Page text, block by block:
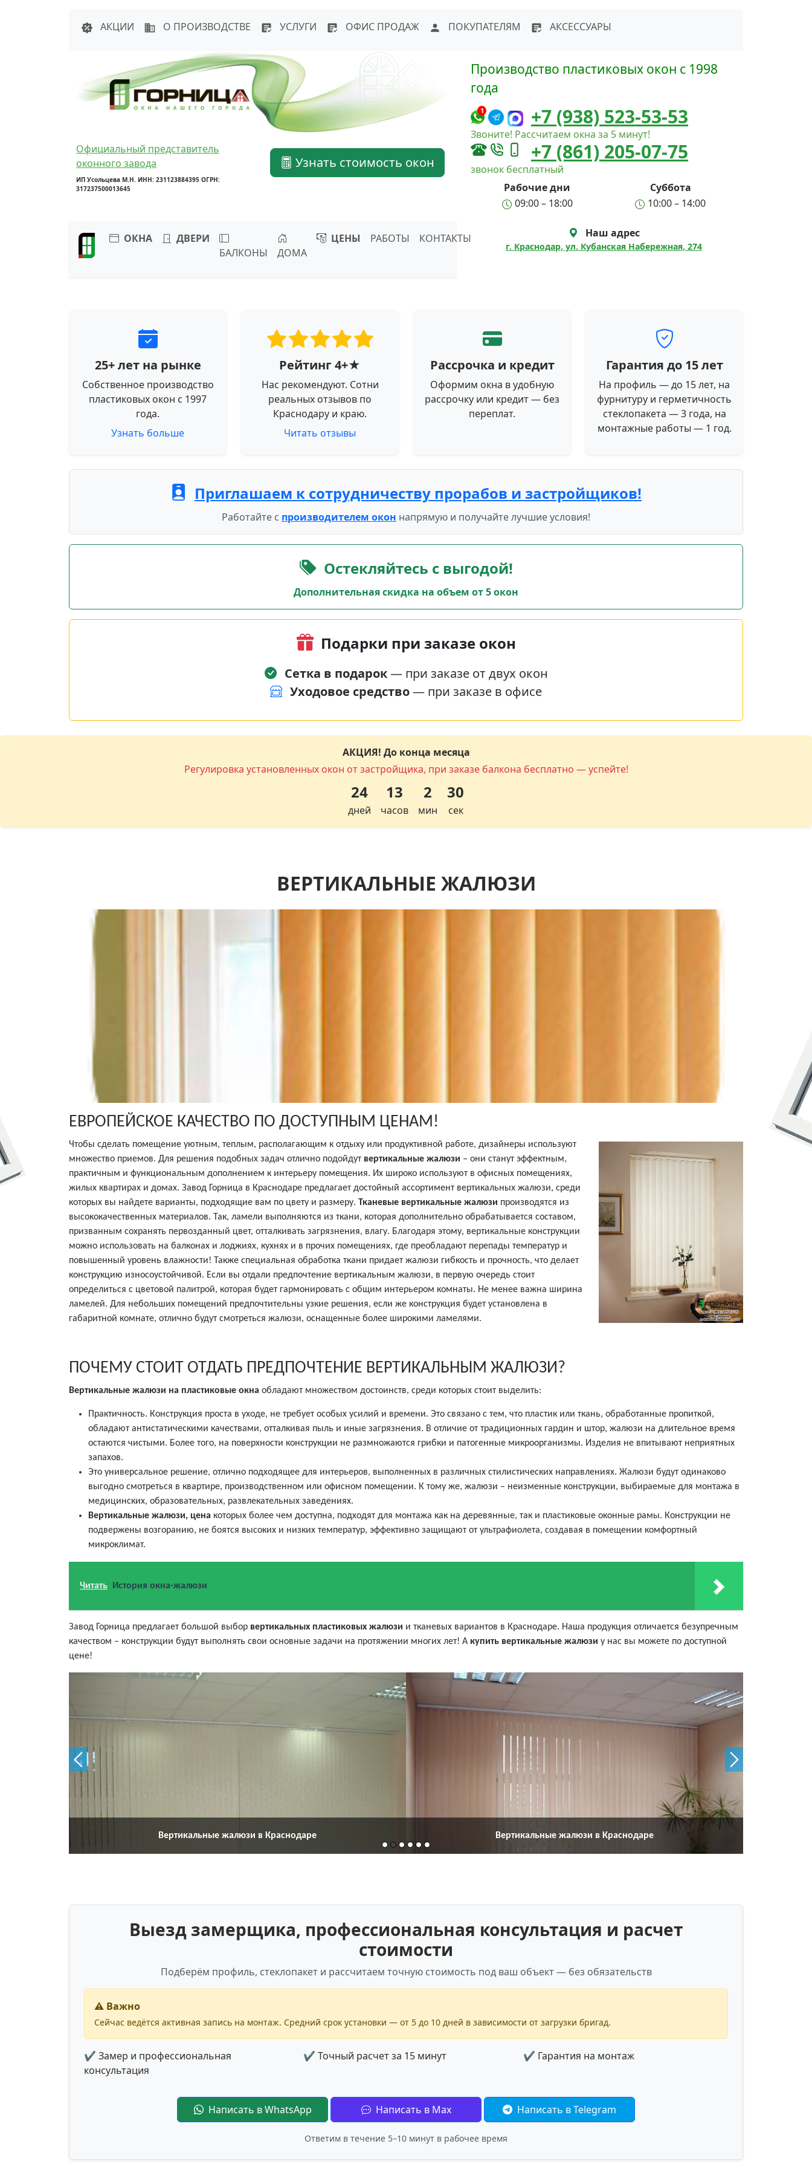
АКЦИИ
О ПРОИЗВОДСТВЕ УСЛУГИ ОФИС ПРОДАЖ ПОКУПАТЕЛЯМ АКСЕССУАРЫ
Официальный представитель
оконного завода
ИП Усольцева М.Н. ИНН: 231123884395 ОГРН:
317237500013645
Узнать стоимость окон
ОКНА
ДВЕРИ
БАЛКОНЫ
ДОМА
ЦЕНЫ РАБОТЫ КОНТАКТЫ
Производство пластиковых окон с 1998
года
1 +7 (938) 523-53-53
Звоните! Рассчитаем окна за 5 минут!
+7 (861) 205-07-75
звонок бесплатный
Рабочие дни
Суббота
09:00 – 18:00
10:00 – 14:00
Наш адрес
г. Краснодар, ул. Кубанская Набережная, 274
25+ лет на рынке
Собственное производство
пластиковых окон с 1997
года.
Узнать больше
Рейтинг 4+★
Нас рекомендуют. Сотни
реальных отзывов по
Краснодару и краю.
Читать отзывы
Рассрочка и кредит
Оформим окна в удобную
рассрочку или кредит — без
переплат.
Гарантия до 15 лет
На профиль — до 15 лет, на
фурнитуру и герметичность
стеклопакета — 3 года, на
монтажные работы — 1 год.
Приглашаем к сотрудничеству прорабов и застройщиков!
Работайте с производителем окон напрямую и получайте лучшие условия!
Остекляйтесь с выгодой!
Дополнительная скидка на объем от 5 окон
Подарки при заказе окон
Сетка в подарок— при заказе от двух окон
Уходовое средство— при заказе в офисе
АКЦИЯ! До конца месяца
Регулировка установленных окон от застройщика, при заказе балкона бесплатно — успейте!
24
дней
13
часов
2
мин
29
сек
ВЕРТИКАЛЬНЫЕ ЖАЛЮЗИ
ЕВРОПЕЙСКОЕ КАЧЕСТВО ПО ДОСТУПНЫМ ЦЕНАМ!
Чтобы сделать помещение уютным, теплым, располагающим к отдыху или продуктивной работе, дизайнеры используют
множество приемов. Для решения подобных задач отлично подойдут вертикальные жалюзи – они станут эффектным,
практичным и функциональным дополнением к интерьеру помещения. Их широко используют в офисных помещениях,
жилых квартирах и домах. Завод Горница в Краснодаре предлагает достойный ассортимент вертикальных жалюзи, среди
которых вы найдете варианты, подходящие вам по цвету и размеру. Тканевые вертикальные жалюзи производятся из
высококачественных материалов. Так, ламели выполняются из ткани, которая дополнительно обрабатывается составом,
призванным сохранять первозданный цвет, отталкивать загрязнения, влагу. Благодаря этому, вертикальные конструкции
можно использовать на балконах и лоджиях, кухнях и в прочих помещениях, где преобладают перепады температур и
повышенный уровень влажности! Также специальная обработка ткани придает жалюзи гибкость и прочность, что делает
конструкцию износоустойчивой. Если вы отдали предпочтение вертикальным жалюзи, в первую очередь стоит
определиться с цветовой палитрой, которая будет гармонировать с общим интерьером комнаты. Не менее важна ширина
ламелей. Для небольших помещений предпочтительны узкие решения, если же конструкция будет установлена в
габаритной комнате, отлично будут смотреться жалюзи, оснащенные более широкими ламелями.
ПОЧЕМУ СТОИТ ОТДАТЬ ПРЕДПОЧТЕНИЕ ВЕРТИКАЛЬНЫМ ЖАЛЮЗИ?
Вертикальные жалюзи на пластиковые окна обладают множеством достоинств, среди которых стоит выделить:
Практичность. Конструкция проста в уходе, не требует особых усилий и времени. Это связано с тем, что пластик или ткань, обработанные пропиткой,
обладают антистатическими качествами, отталкивая пыль и иные загрязнения. В отличие от традиционных гардин и штор, жалюзи на длительное время
остаются чистыми. Более того, на поверхности конструкции не размножаются грибки и патогенные микроорганизмы. Изделия не впитывают неприятных
запахов.
Это универсальное решение, отлично подходящее для интерьеров, выполненных в различных стилистических направлениях. Жалюзи будут одинаково
выгодно смотреться в квартире, производственном или офисном помещении. К тому же, жалюзи – неизменные конструкции, выбираемые для монтажа в
медицинских, образовательных, развлекательных заведениях.
Вертикальные жалюзи, цена которых более чем доступна, подходят для монтажа как на деревянные, так и пластиковые оконные рамы. Конструкции не
подвержены возгоранию, не боятся высоких и низких температур, эффективно защищают от ультрафиолета, создавая в помещении комфортный
микроклимат.
Читать История окна-жалюзи
Завод Горница предлагает большой выбор вертикальных пластиковых жалюзи и тканевых вариантов в Краснодаре. Наша продукция отличается безупречным
качеством – конструкции будут выполнять свои основные задачи на протяжении многих лет! А купить вертикальные жалюзи у нас вы можете по доступной
цене!
Вертикальные жалюзи в Краснодаре Вертикальные жалюзи в Краснодаре
Выезд замерщика, профессиональная консультация и расчет
стоимости
Подберём профиль, стеклопакет и рассчитаем точную стоимость под ваш объект — без обязательств
⚠️ Важно
Сейчас ведётся активная запись на монтаж. Средний срок установки — от 5 до 10 дней в зависимости от загрузки бригад.
✔ Замер и профессиональная
консультация
✔ Точный расчет за 15 минут ✔ Гарантия на монтаж
Написать в WhatsApp Написать в Max Написать в Telegram
Ответим в течение 5–10 минут в рабочее время